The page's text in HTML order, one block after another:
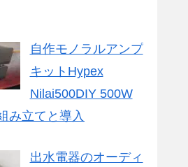
自作モノラルアンプ
キットHypex
Nilai500DIY 500W
み立てと導入
出水電器のオーディ